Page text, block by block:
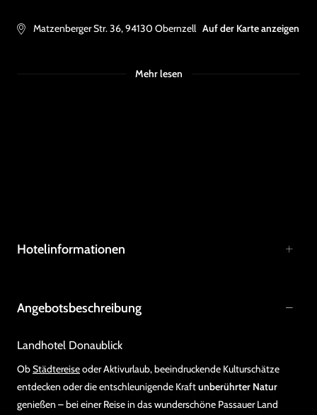
Matzenberger Str. 36,94130 Obernzell Auf der Karte anzeigen
Mehr lesen
Hotelinformationen
Angebotsbeschreibung
Landhotel Donaublick
ObStädtereiseoder Aktivurlaub, beeindruckende Kulturschätze
entdecken oder die entschleunigende Kraftunberührter Natur
genießen – bei einer Reise in das wunderschöne Passauer Land